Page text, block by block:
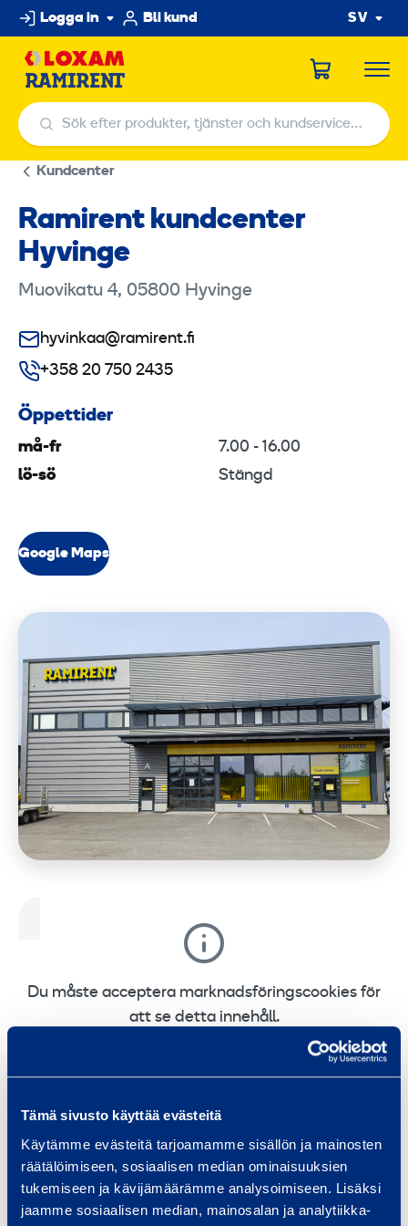
Tämä sivusto käyttää evästeitä
Käytämme evästeitä tarjoamamme sisällön ja mainosten
räätälöimiseen, sosiaalisen median ominaisuuksien
tukemiseen ja kävijämäärämme analysoimiseen. Lisäksi
jaamme sosiaalisen median, mainosalan ja analytiikka-
Hoppa
till
innehållet
Logga in Bli kund SV
Sök efter produkter, tjänster och kundservicecenter
Sök efter produkter, tjänster och kundservicecenter
Kundcenter
Ramirent kundcenter
Hyvinge
Muovikatu 4, 05800 Hyvinge
hyvinkaa@ramirent.fi
+358 20 750 2435
Öppettider
må-fr
7.00 - 16.00
lö-sö
Stängd
Google Maps
Du måste acceptera marknadsföringscookies för
att se detta innehåll.
Maskinuthyrning till din tjänst! Vi har allt du